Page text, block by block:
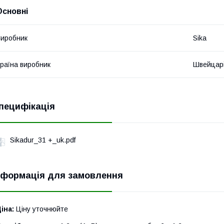
Sika
виробник
Sikadur_31 +_uk.pdf
для замовлення
Ціну уточнюйте